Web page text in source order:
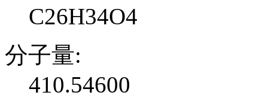
C26H34O4
分子量:
410.54600